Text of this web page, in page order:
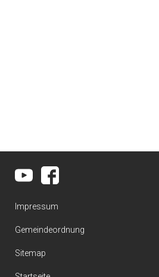
Impressum
Gemeindeordnung
Sitemap